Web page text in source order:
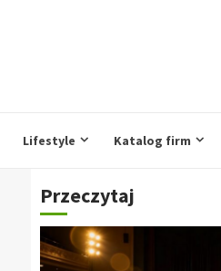
Lifestyle Katalog firm
Przeczytaj